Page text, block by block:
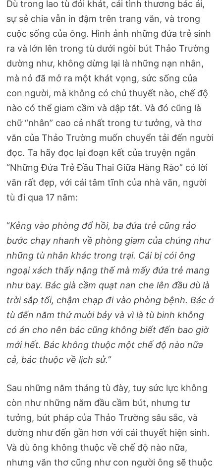
Dù trong lao tù đói khát, cái tình thương bác ái,
sự sẻ chia vẫn in đậm trên trang văn, và trong
cuộc sống của ông. Hình ảnh những đứa trẻ sinh
ra và lớn lên trong tù dưới ngòi bút Thảo Trường
dường như, không dừng lại là những nạn nhân,
mà nó đã mở ra một khát vọng, sức sống của
con người, mà không có chủ thuyết nào, chế độ
nào có thể giam cầm và dập tắt. Và đó cũng là
chữ “nhân” cao cả nhất trong tư tưởng, và thơ
văn của Thảo Trường muốn chuyển tải đến người
đọc. Ta hãy đọc lại đoạn kết của truyện ngắn
“Những Đứa Trẻ Đầu Thai Giữa Hàng Rào” có lời
văn rất đẹp, với cái tâm tĩnh của nhà văn, người
tù đi qua 17 năm:
“Kẻng vào phòng đổ hồi, ba đứa trẻ cũng rảo
bước chạy nhanh về phòng giam của chúng như
những tù nhân khác trong trại. Cái bị cói ông
ngoại xách thấy nặng thế mà mấy đứa trẻ mang
như bay. Bác già cầm quạt nan che lên đầu dù là
trời sắp tối, chậm chạp đi vào phòng bệnh. Bác ở
tù đến năm thứ muời bảy và vì là tù binh không
có án cho nên bác cũng không biết đến bao giờ
mới hết. Bác không thuộc một chế độ nào nữa
cả, bác thuộc về lịch sử.”
Sau những năm tháng tù đày, tuy sức lực không
còn như những năm đầu cầm bút, nhưng tư
tưởng, bút pháp của Thảo Trường sâu sắc, và
dường như đến gần hơn với cái thuyết hiện sinh.
Và dù ông không thuộc về chế độ nào nữa,
nhưng văn thơ cũng như con người ông sẽ thuộc